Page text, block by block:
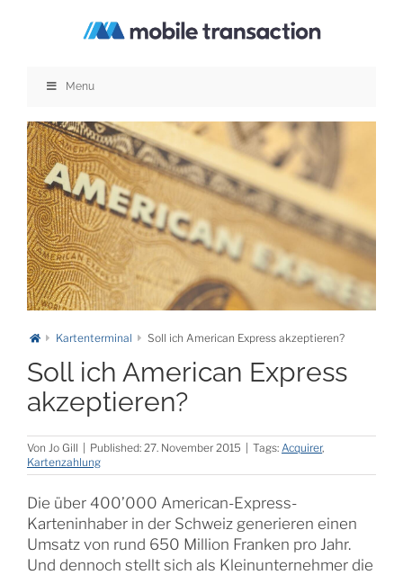
Menu
Kartenterminal Soll ich American Express akzeptieren?
Soll ich American Express
akzeptieren?
Von Jo Gill | Published: 27. November 2015 | Tags: Acquirer,
Kartenzahlung
Die über 400’000 American-Express-
Karteninhaber in der Schweiz generieren einen
Umsatz von rund 650 Million Franken pro Jahr.
Und dennoch stellt sich als Kleinunternehmer die